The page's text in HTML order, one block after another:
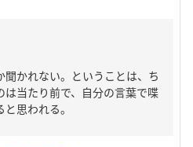
かれない。ということは、ち
は当たり前で、自分の言葉で喋
思われる。